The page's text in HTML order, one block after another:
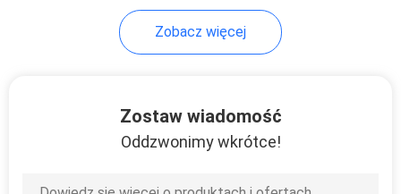
Pudełko na butelki z
Zobacz więcej
Zostaw wiadomość
Oddzwonimy wkrótce!